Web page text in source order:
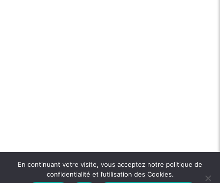
En continuant votre visite, vous acceptez notre politique de
confidentialité et l’utilisation des Cookies.